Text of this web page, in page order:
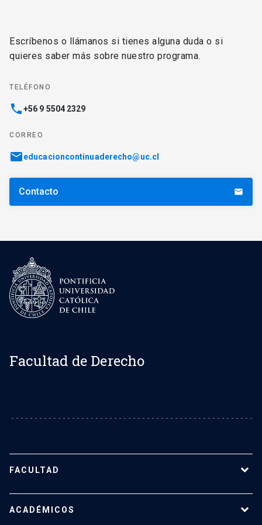
Escríbenos o llámanos si tienes alguna duda o si
quieres saber más sobre nuestro programa.
TELÉFONO
phone+56 9 5504 2329
CORREO
emaileducacioncontinuaderecho@uc.cl
Contacto email
Facultad de Derecho
FACULTAD
ACADÉMICOS